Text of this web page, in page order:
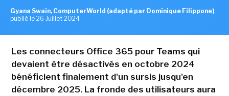
Gyana Swain, ComputerWorld (adapté par Dominique Filippone) ,
publié le 26 Juillet 2024
Les connecteurs Office 365 pour Teams qui
devaient être désactivés en octobre 2024
bénéficient finalement d'un sursis jusqu'en
décembre 2025. La fronde des utilisateurs aura